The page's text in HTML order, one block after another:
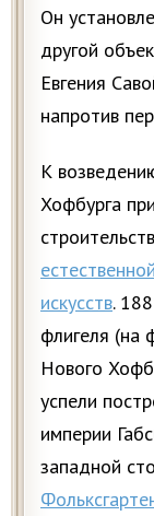
Он
другой
Евгения
напротив
К
Хофбурга
искусств.
флигеля (на
Нового
успели
империи
западной